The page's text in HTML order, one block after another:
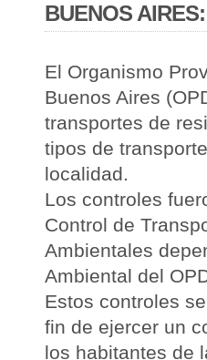
BUENOS
El Organismo
Buenos Aires
transportes de
tipos de
localidad.
Los controles
Control de
Ambientales
Ambiental del
Estos controles
fin de ejercer un
los habitantes de